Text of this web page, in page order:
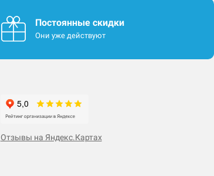
Постоянные скидки
Они уже действуют
Отзывы на Яндекс.Картах